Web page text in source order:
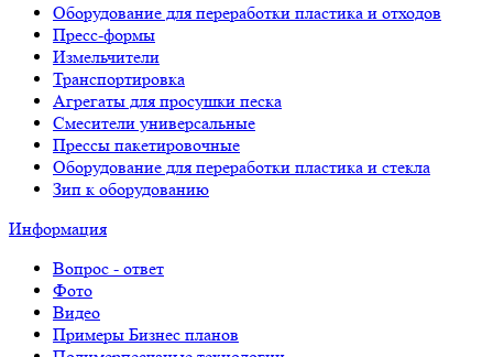
Оборудование для переработки пластика и отходов
Пресс-формы
Измельчители
Транспортировка
Агрегаты для просушки песка
Смесители универсальные
Прессы пакетировочные
Оборудование для переработки пластика и стекла
Зип к оборудованию
Информация
Вопрос - ответ
Фото
Видео
Примеры Бизнес планов